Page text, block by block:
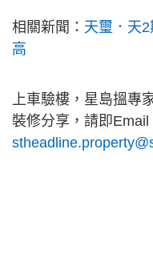
相關新聞： 天璽．天
高
上車驗樓，星島搵專
裝修分享，請即Email